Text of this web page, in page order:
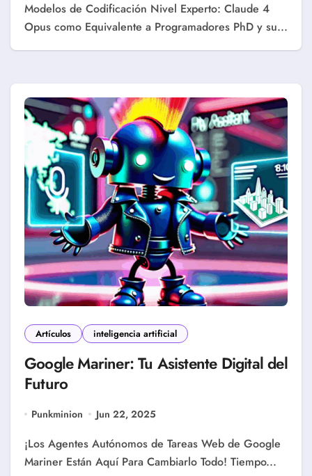
Modelos de Codificación Nivel Experto: Claude 4
Opus como Equivalente a Programadores PhD y su...
Artículos inteligencia artificial
Google Mariner: Tu Asistente Digital del
Futuro
Punkminion Jun 22, 2025
¡Los Agentes Autónomos de Tareas Web de Google
Mariner Están Aquí Para Cambiarlo Todo! Tiempo...